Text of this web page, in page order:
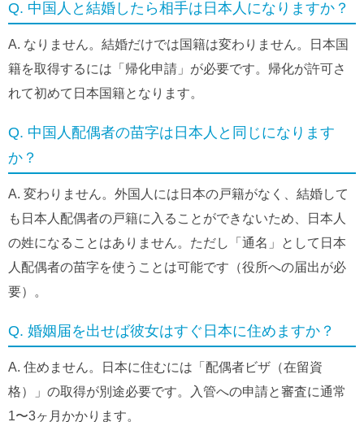
Q. 中国人と結婚したら相手は日本人になりますか？
A. なりません。結婚だけでは国籍は変わりません。日本国
籍を取得するには「帰化申請」が必要です。帰化が許可さ
れて初めて日本国籍となります。
Q. 中国人配偶者の苗字は日本人と同じになります
か？
A. 変わりません。外国人には日本の戸籍がなく、結婚して
も日本人配偶者の戸籍に入ることができないため、日本人
の姓になることはありません。ただし「通名」として日本
人配偶者の苗字を使うことは可能です（役所への届出が必
要）。
Q. 婚姻届を出せば彼女はすぐ日本に住めますか？
A. 住めません。日本に住むには「配偶者ビザ（在留資
格）」の取得が別途必要です。入管への申請と審査に通常
1〜3ヶ月かかります。